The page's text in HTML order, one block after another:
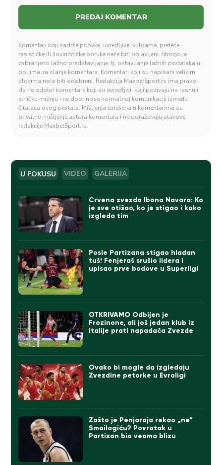
Komentari koji sadrže psovke, uvredljive, vulgarne, preteće,
rasističke ili šovinističke poruke neće biti objavljeni. Strogo je
zabranjeno lažno predstavljanje, tj. ostavljanje lažnih podataka u
poljima za slanje komentara. Komentari koji su napisani velikim
slovima neće biti odobreni. Redakcija MaxbetSport.rs ima pravo
da ne odobri komentare koji su uvredljivi, koji pozivaju na rasnu i
etničku mržnju i ne doprinose normalnoj komunikaciji između
čitalaca ovog portala. Mišljenja iznešena u komentarima su
privatno mišljenje autora komentara i ne odražavaju stavove
redakcije MaxbetSport.rs.
U FOKUSU VIDEO GALERIJA
Crvena zvezda Ibona Navara: Ko
je sve otišao, ko je stigao i kako
izgleda tim
Posle Partizana stigao hladan
tuš! Fenjeraš srušio lidera i
upisao prve bodove u Superligi
OTKRIVAMO Odbijen je
Frozinone, ali još jedan klub iz
Italije prati napadača Zvezde
Ovako bi mogle da izgledaju
Zvezdine petorke u Evroligi
Zašto je Penjaroja rekao „ne“
Smailagiću? Povratak u
Partizan bio veoma blizu